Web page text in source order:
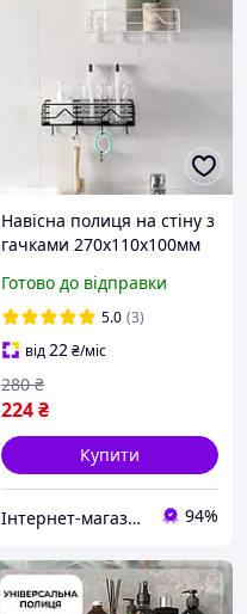
Навісна полиця на стіну з
гачками 270х110х100мм
Готово до відправки
5.0 (3)
від22₴/міс
224₴
280 ₴
Купити
Інтернет-магазин Bigs 94%